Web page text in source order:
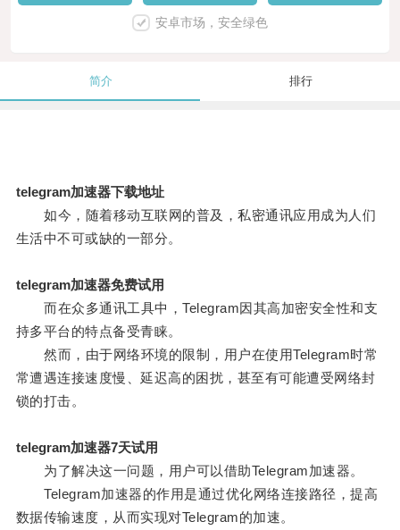
安卓市场，安全绿色
简介 排行
telegram加速器下载地址
如今，随着移动互联网的普及，私密通讯应用成为人们
生活中不可或缺的一部分。
telegram加速器免费试用
而在众多通讯工具中，Telegram因其高加密安全性和支
持多平台的特点备受青睐。
然而，由于网络环境的限制，用户在使用Telegram时常
常遭遇连接速度慢、延迟高的困扰，甚至有可能遭受网络封
锁的打击。
telegram加速器7天试用
为了解决这一问题，用户可以借助Telegram加速器。
Telegram加速器的作用是通过优化网络连接路径，提高
数据传输速度，从而实现对Telegram的加速。